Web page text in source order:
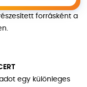
forrásként a
egy különleges